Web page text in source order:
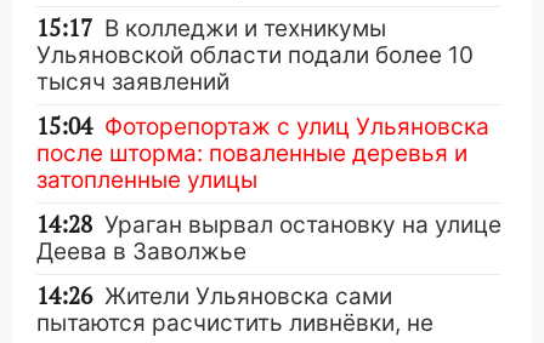
15:17 В колледжи и техникумы
Ульяновской области подали более 10
тысяч заявлений
15:04 Фоторепортаж с улиц Ульяновска
после шторма: поваленные деревья и
затопленные улицы
14:28 Ураган вырвал остановку на улице
Деева в Заволжье
14:26 Жители Ульяновска сами
пытаются расчистить ливнёвки, не